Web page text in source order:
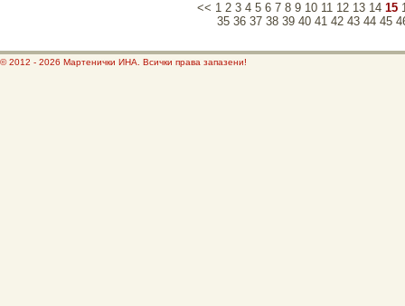
<< 1 2 3 4 5 6 7 8 9 10 11 12 13 14 15
35 36 37 38 39 40 41 42 43 44 45
© 2012 - 2026 Мартенички ИНА. Всички права запазени!